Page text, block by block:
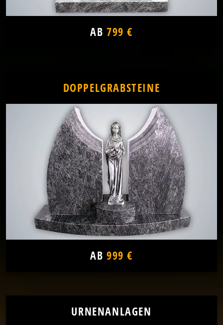
AB 799 €
DOPPELGRABSTEINE
AB 999 €
URNENANLAGEN